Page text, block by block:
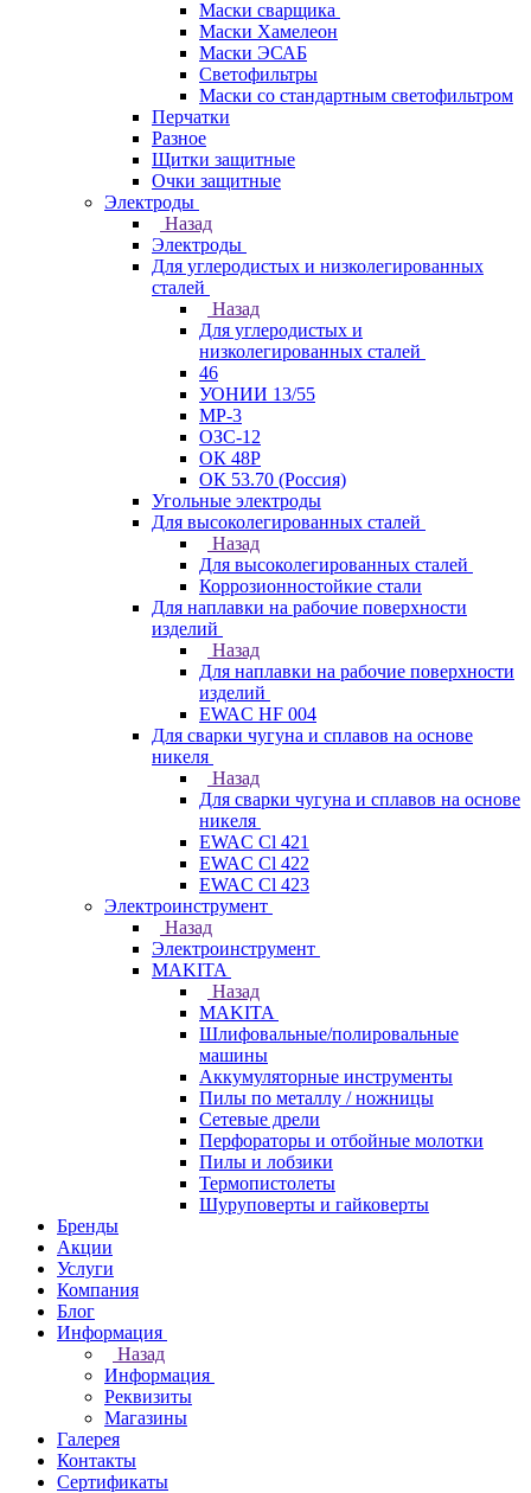
Маски сварщика
Маски Хамелеон
Маски ЭСАБ
Светофильтры
Маски со стандартным светофильтром
Перчатки
Разное
Щитки защитные
Очки защитные
Электроды
Назад
Электроды
Для углеродистых и низколегированных
сталей
Назад
Для углеродистых и
низколегированных сталей
46
УОНИИ 13/55
МР-3
ОЗС-12
ОК 48Р
ОК 53.70 (Россия)
Угольные электроды
Для высоколегированных сталей
Назад
Для высоколегированных сталей
Коррозионностойкие стали
Для наплавки на рабочие поверхности
изделий
Назад
Для наплавки на рабочие поверхности
изделий
EWAC HF 004
Для сварки чугуна и сплавов на основе
никеля
Назад
Для сварки чугуна и сплавов на основе
никеля
EWAC Cl 421
EWAC Cl 422
EWAC Cl 423
Электроинструмент
Назад
Электроинструмент
МAKITA
Назад
МAKITA
Шлифовальные/полировальные
машины
Аккумуляторные инструменты
Пилы по металлу / ножницы
Сетевые дрели
Перфораторы и отбойные молотки
Пилы и лобзики
Термопистолеты
Шуруповерты и гайковерты
Бренды
Акции
Услуги
Компания
Блог
Информация
Назад
Информация
Реквизиты
Магазины
Галерея
Контакты
Сертификаты